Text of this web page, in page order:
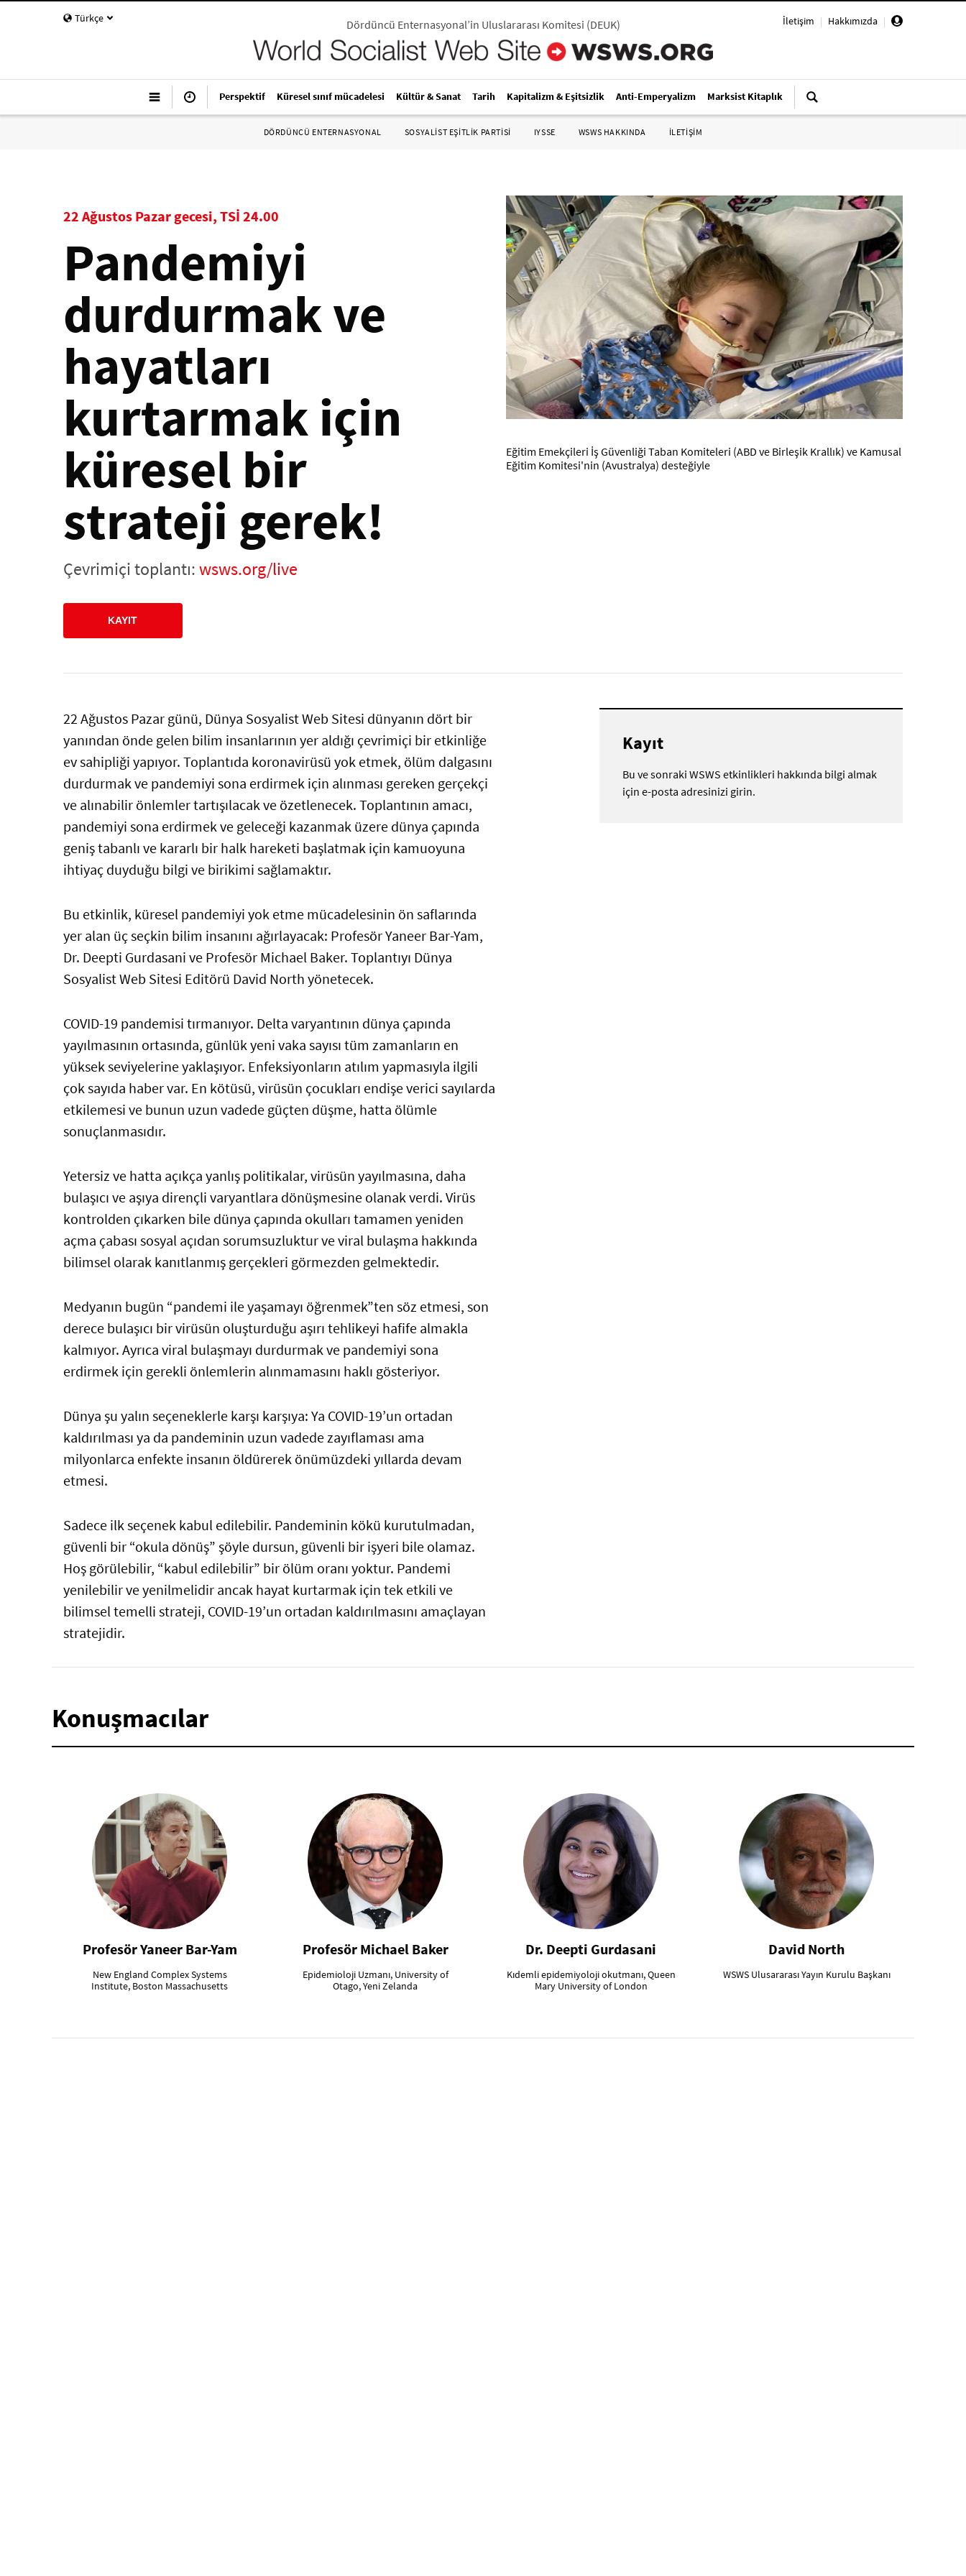
Türkçe İletişim | Hakkımızda |
Dördüncü Enternasyonal’in Uluslararası Komitesi (DEUK)
Perspektif Küresel sınıf mücadelesi Kültür & Sanat Tarih Kapitalizm & Eşitsizlik Anti-Emperyalizm Marksist Kitaplık
DÖRDÜNCÜ ENTERNASYONAL SOSYALIST EŞITLIK PARTISI IYSSE WSWS HAKKINDA İLETİŞİM
22 Ağustos Pazar gecesi, TSİ 24.00
Pandemiyi
durdurmak ve
hayatları
kurtarmak için
küresel bir
strateji gerek!
Çevrimiçi toplantı:wsws.org/live
KAYIT
Eğitim Emekçileri İş Güvenliği Taban Komiteleri (ABD ve Birleşik Krallık) ve Kamusal
Eğitim Komitesi'nin (Avustralya) desteğiyle
22 Ağustos Pazar günü, Dünya Sosyalist Web Sitesi dünyanın dört bir
yanından önde gelen bilim insanlarının yer aldığı çevrimiçi bir etkinliğe
ev sahipliği yapıyor. Toplantıda koronavirüsü yok etmek, ölüm dalgasını
durdurmak ve pandemiyi sona erdirmek için alınması gereken gerçekçi
ve alınabilir önlemler tartışılacak ve özetlenecek. Toplantının amacı,
pandemiyi sona erdirmek ve geleceği kazanmak üzere dünya çapında
geniş tabanlı ve kararlı bir halk hareketi başlatmak için kamuoyuna
ihtiyaç duyduğu bilgi ve birikimi sağlamaktır.
Bu etkinlik, küresel pandemiyi yok etme mücadelesinin ön saflarında
yer alan üç seçkin bilim insanını ağırlayacak: Profesör Yaneer Bar-Yam,
Dr. Deepti Gurdasani ve Profesör Michael Baker. Toplantıyı Dünya
Sosyalist Web Sitesi Editörü David North yönetecek.
COVID-19 pandemisi tırmanıyor. Delta varyantının dünya çapında
yayılmasının ortasında, günlük yeni vaka sayısı tüm zamanların en
yüksek seviyelerine yaklaşıyor. Enfeksiyonların atılım yapmasıyla ilgili
çok sayıda haber var. En kötüsü, virüsün çocukları endişe verici sayılarda
etkilemesi ve bunun uzun vadede güçten düşme, hatta ölümle
sonuçlanmasıdır.
Yetersiz ve hatta açıkça yanlış politikalar, virüsün yayılmasına, daha
bulaşıcı ve aşıya dirençli varyantlara dönüşmesine olanak verdi. Virüs
kontrolden çıkarken bile dünya çapında okulları tamamen yeniden
açma çabası sosyal açıdan sorumsuzluktur ve viral bulaşma hakkında
bilimsel olarak kanıtlanmış gerçekleri görmezden gelmektedir.
Medyanın bugün “pandemi ile yaşamayı öğrenmek”ten söz etmesi, son
derece bulaşıcı bir virüsün oluşturduğu aşırı tehlikeyi hafife almakla
kalmıyor. Ayrıca viral bulaşmayı durdurmak ve pandemiyi sona
erdirmek için gerekli önlemlerin alınmamasını haklı gösteriyor.
Dünya şu yalın seçeneklerle karşı karşıya: Ya COVID-19’un ortadan
kaldırılması ya da pandeminin uzun vadede zayıflaması ama
milyonlarca enfekte insanın öldürerek önümüzdeki yıllarda devam
etmesi.
Sadece ilk seçenek kabul edilebilir. Pandeminin kökü kurutulmadan,
güvenli bir “okula dönüş” şöyle dursun, güvenli bir işyeri bile olamaz.
Hoş görülebilir, “kabul edilebilir” bir ölüm oranı yoktur. Pandemi
yenilebilir ve yenilmelidir ancak hayat kurtarmak için tek etkili ve
bilimsel temelli strateji, COVID-19’un ortadan kaldırılmasını amaçlayan
stratejidir.
Kayıt
Bu ve sonraki WSWS etkinlikleri hakkında bilgi almak
için e-posta adresinizi girin.
Konuşmacılar
Profesör Yaneer Bar-Yam
New England Complex Systems
Institute, Boston Massachusetts
Profesör Michael Baker
Epidemioloji Uzmanı, University of
Otago, Yeni Zelanda
Dr. Deepti Gurdasani
Kıdemli epidemiyoloji okutmanı, Queen
Mary University of London
David North
WSWS Ulusararası Yayın Kurulu Başkanı